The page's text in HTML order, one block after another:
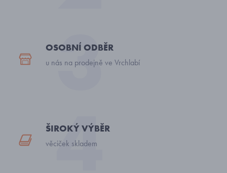
OSOBNÍ ODBĚR
u nás na prodejně ve Vrchlabí
ŠIROKÝ VÝBĚR
věciček skladem